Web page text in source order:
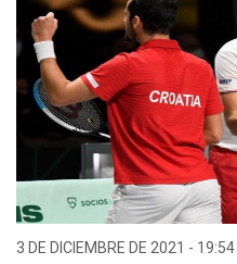
3 DE DICIEMBRE DE 2021 - 19:54